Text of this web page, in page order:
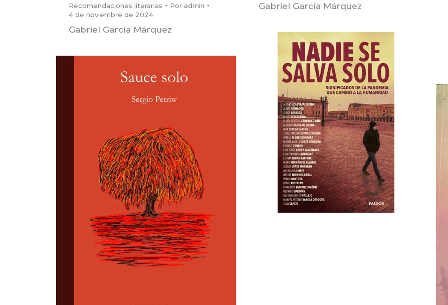
Gabriel García Márquez
Recomendaciones literarias Por admin
4 de noviembre de 2024
Gabriel García Márquez